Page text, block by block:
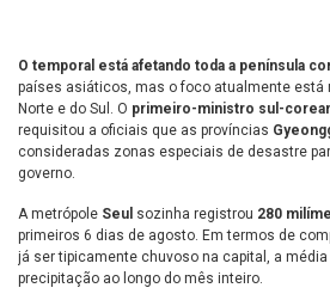
O temporal está afetando toda a península
países asiáticos, mas o foco atualmente está
Norte e do Sul. O primeiro-ministro sul-
requisitou a oficiais que as províncias
consideradas zonas especiais de desastre
governo.
A metrópole Seul sozinha registrou 280
primeiros 6 dias de agosto. Em termos de
já ser tipicamente chuvoso na capital, a
precipitação ao longo do mês inteiro.